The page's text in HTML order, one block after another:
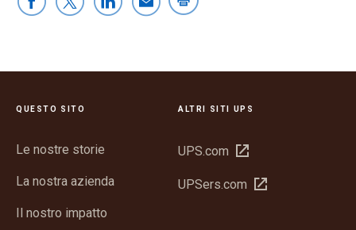
QUESTO SITO
Le nostre storie
La nostra azienda
Il nostro impatto
ALTRI SITI UPS
UPS.com Apri
una
UPSers.com Apri